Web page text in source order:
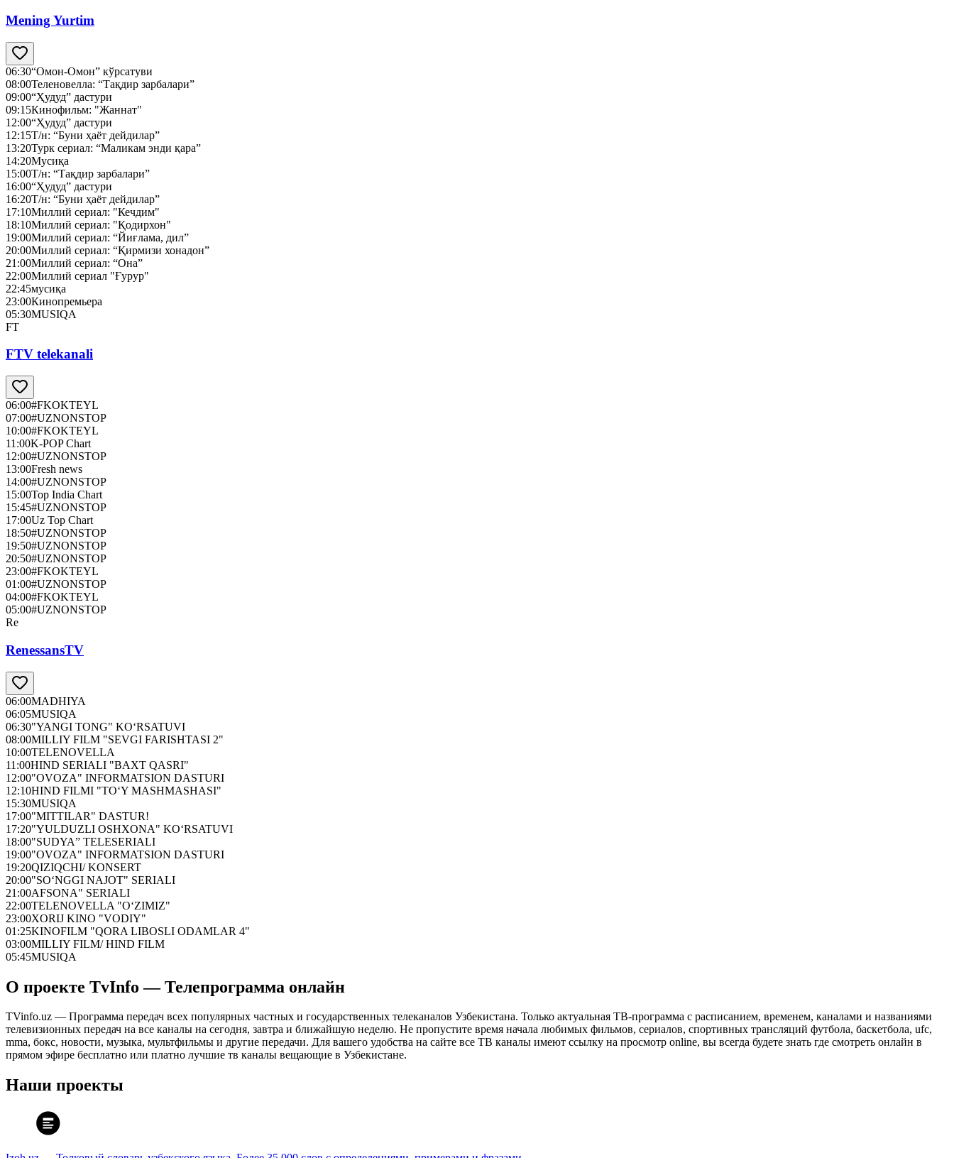
Mening Yurtim
06:30“Омон-Омон” кўрсатуви
08:00Теленовелла: “Тақдир зарбалари”
09:00“Ҳудуд” дастури
09:15Кинофильм: "Жаннат"
12:00“Ҳудуд” дастури
12:15Т/н: “Буни ҳаёт дейдилар”
13:20Турк сериал: “Маликам энди қара”
14:20Мусиқа
15:00Т/н: “Тақдир зарбалари”
16:00“Ҳудуд” дастури
16:20Т/н: “Буни ҳаёт дейдилар”
17:10Миллий сериал: "Кечдим"
18:10Миллий сериал: "Қодирхон"
19:00Миллий сериал: “Йиғлама, дил”
20:00Миллий сериал: “Қирмизи хонадон”
21:00Миллий сериал: “Она”
22:00Миллий сериал "Ғурур"
22:45мусиқа
23:00Кинопремьера
05:30MUSIQA
FT
FTV telekanali
06:00#FKOKTEYL
07:00#UZNONSTOP
10:00#FKOKTEYL
11:00K-POP Chart
12:00#UZNONSTOP
13:00Fresh news
14:00#UZNONSTOP
15:00Top India Chart
15:45#UZNONSTOP
17:00Uz Top Chart
18:50#UZNONSTOP
19:50#UZNONSTOP
20:50#UZNONSTOP
23:00#FKOKTEYL
01:00#UZNONSTOP
04:00#FKOKTEYL
05:00#UZNONSTOP
Re
RenessansTV
06:00MADHIYA
06:05MUSIQA
06:30"YANGI TONG" KO‘RSATUVI
08:00MILLIY FILM "SEVGI FARISHTASI 2"
10:00TELENOVELLA
11:00HIND SERIALI "BAXT QASRI"
12:00"OVOZA" INFORMATSION DASTURI
12:10HIND FILMI "TO‘Y MASHMASHASI"
15:30MUSIQA
17:00"MITTILAR" DASTUR!
17:20"YULDUZLI OSHXONA" KO‘RSATUVI
18:00"SUDYA” TELESERIALI
19:00"OVOZA" INFORMATSION DASTURI
19:20QIZIQCHI/ KONSERT
20:00"SO‘NGGI NAJOT" SERIALI
21:00AFSONA" SERIALI
22:00TELENOVELLA "O‘ZIMIZ"
23:00XORIJ KINO "VODIY"
01:25KINOFILM "QORA LIBOSLI ODAMLAR 4"
03:00MILLIY FILM/ HIND FILM
05:45MUSIQA
О проекте TvInfo — Телепрограмма онлайн
TVinfo.uz — Программа передач всех популярных частных и государственных телеканалов Узбекистана. Только актуальная ТВ-программа с расписанием, временем, каналами и названиями
телевизионных передач на все каналы на сегодня, завтра и ближайшую неделю. Не пропустите время начала любимых фильмов, сериалов, спортивных трансляций футбола, баскетбола, ufc,
mma, бокс, новости, музыка, мультфильмы и другие передачи. Для вашего удобства на сайте все ТВ каналы имеют ссылку на просмотр online, вы всегда будете знать где смотреть онлайн в
прямом эфире бесплатно или платно лучшие тв каналы вещающие в Узбекистане.
Наши проекты